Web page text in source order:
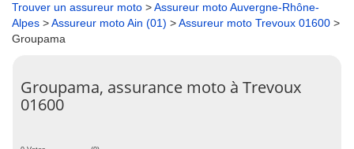
Trouver un assureur moto >Assureur moto Auvergne-Rhône-
Alpes >Assureur moto Ain (01) >Assureur moto Trevoux 01600 >
Groupama
Groupama, assurance moto à Trevoux
01600